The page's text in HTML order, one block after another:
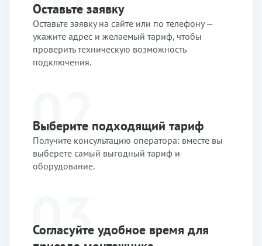
Оставьте заявку
Оставьте заявку на сайте или по телефону —
укажите адрес и желаемый тариф, чтобы
проверить техническую возможность
подключения.
Выберите подходящий тариф
Получите консультацию оператора: вместе вы
выберете самый выгодный тариф и
оборудование.
Согласуйте удобное время для